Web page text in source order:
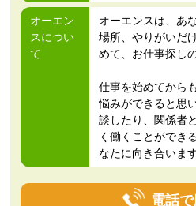
オーエン
スについ
て
オーエンスは、あ
場所、やりがいだ
めて、お仕事探し
仕事を始めてから
悩みができると思
談したり、関係者
く働くことができ
なたに向き合います
電話